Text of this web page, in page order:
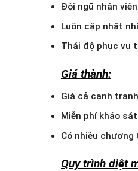
Đội ngũ nhân
Luôn cập nhật
Thái độ phục vụ
Giá thành:
Giá cả cạnh
Miễn phí khảo
Có nhiều
Quy trình diệt